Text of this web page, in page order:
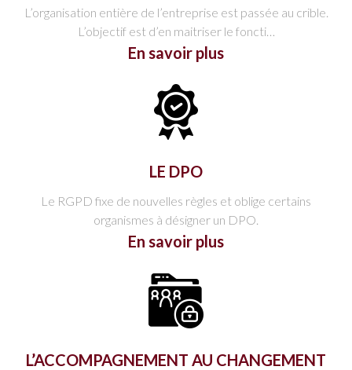
L’organisation entière de l’entreprise est passée au crible.
L’objectif est d’en maitriser le foncti…
En savoir plus
LE DPO
Le RGPD fixe de nouvelles règles et oblige certains
organismes à désigner un DPO.
En savoir plus
L’ACCOMPAGNEMENT AU CHANGEMENT